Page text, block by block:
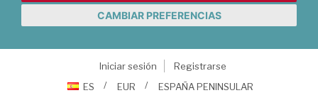
CAMBIAR PREFERENCIAS
Iniciar sesión
Registrarse
ES
EUR ESPAÑA PENINSULAR